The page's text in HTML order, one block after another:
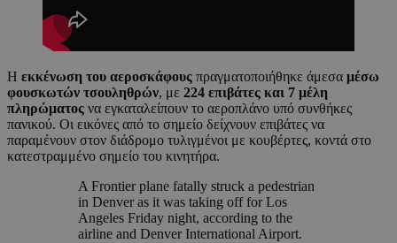
Η εκκένωση του αεροσκάφους πραγματοποιήθηκε άμεσα μέσω
φουσκωτών τσουληθρών, με 224 επιβάτες και 7 μέλη
πληρώματος να εγκαταλείπουν το αεροπλάνο υπό συνθήκες
πανικού. Οι εικόνες από το σημείο δείχνουν επιβάτες να
παραμένουν στον διάδρομο τυλιγμένοι με κουβέρτες, κοντά στο
κατεστραμμένο σημείο του κινητήρα.
A Frontier plane fatally struck a pedestrian
in Denver as it was taking off for Los
Angeles Friday night, according to the
airline and Denver International Airport.